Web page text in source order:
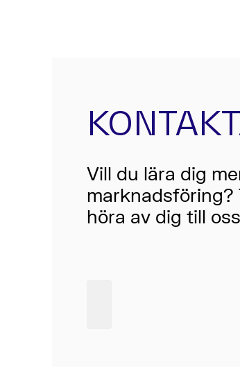
Vill du lära dig
höra av dig till